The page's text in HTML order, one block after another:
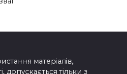
матеріалів,
допускається тільки з